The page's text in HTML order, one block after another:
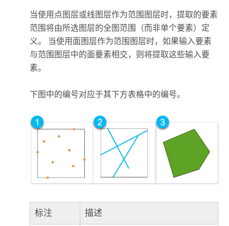
当使用点图层或线图层作为范围图层时，提取的要素
范围将由所选图层的全图范围（而非单个要素）定
义。 当使用面图层作为范围图层时，如果输入要素
与范围图层中的面要素相交，则将提取这些输入要
素。
下图中的编号对应于其下方表格中的编号。
标注 描述